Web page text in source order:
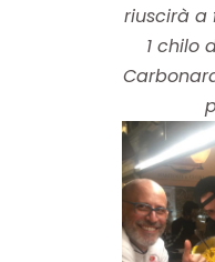
riuscirà a
1 chilo